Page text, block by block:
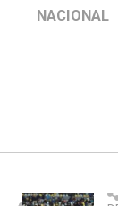
NACIONAL